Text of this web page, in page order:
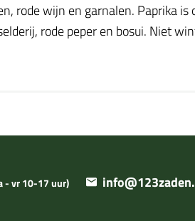
rode wijn en garnalen. Paprika
rode peper en bosui. Niet
- vr 10-17 uur)